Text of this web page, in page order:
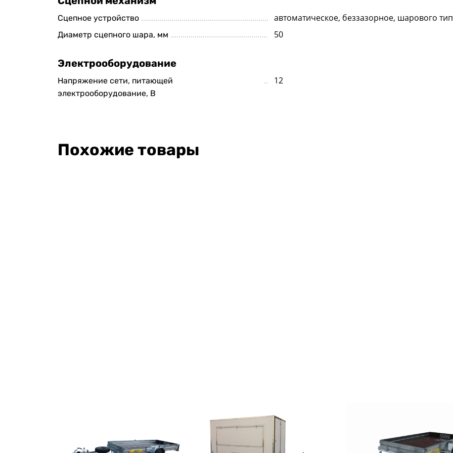
Сцепное устройство автоматическое, беззазорное, шарового
Диаметр сцепного шара, мм 50
Электрооборудование
Напряжение сети, питающей
электрооборудование, В
12
Похожие товары